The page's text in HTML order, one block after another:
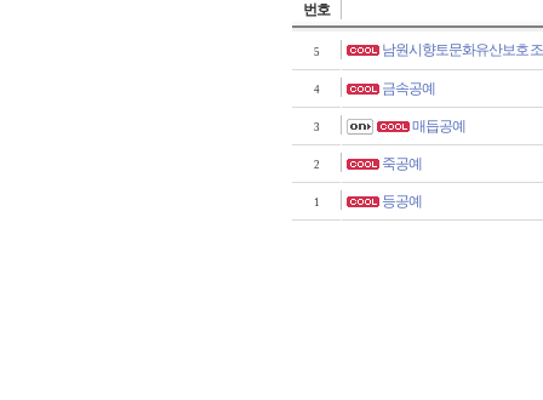
번호
5 남원시향토문화유산보호
4 금속공예
3 매듭공예
2 죽공예
1 등공예